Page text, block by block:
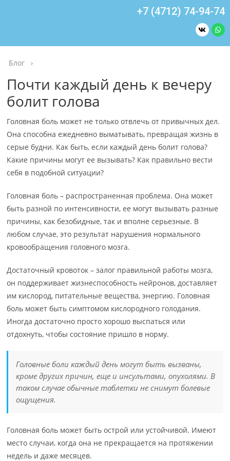
+7 (4712) 74-94-74
Блог ›
Почти каждый день к вечеру
болит голова
Головная боль может не только отвлечь от привычных дел.
Она способна ежедневно выматывать, превращая жизнь в
серые будни. Как быть, если каждый день болит голова?
Какие причины могут ее вызывать? Как правильно вести
себя в подобной ситуации?
Головная боль – распространенная проблема. Она может
быть разной по интенсивности, ее могут вызывать разные
причины, как безобидные, так и вполне серьезные. В
любом случае, это результат нарушения нормального
кровообращения головного мозга.
Достаточный кровоток – залог правильной работы мозга,
он поддерживает жизнеспособность нейронов, доставляет
им кислород, питательные вещества, энергию. Головная
боль может быть симптомом кислородного голодания.
Иногда достаточно просто хорошо выспаться или
отдохнуть, чтобы состояние пришло в норму.
Головные боли каждый день могут быть вызваны,
кроме других причин, еще и инсультами, опухолями. В
таком случае обычные таблетки не снимут болевые
ощущения.
Головная боль может быть острой или устойчивой. Имеют
место случаи, когда она не прекращается на протяжении
недель и даже месяцев.